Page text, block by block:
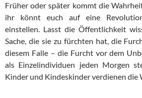
Früher oder später kommt die
ihr könnt euch auf eine
einstellen. Lasst die Öffentlichkeit
Sache, die sie zu fürchten hat, die
diesem Falle – die Furcht vor dem
als Einzelindividuen jeden Morgen
Kinder und Kindeskinder verdienen die